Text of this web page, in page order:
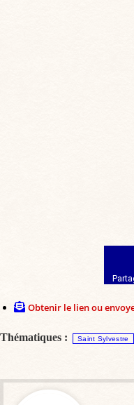
Obtenir le lien ou
Thématiques : Saint Sylvestre